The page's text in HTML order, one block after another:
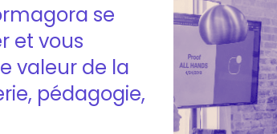
se
et vous
valeur de la
pédagogie,